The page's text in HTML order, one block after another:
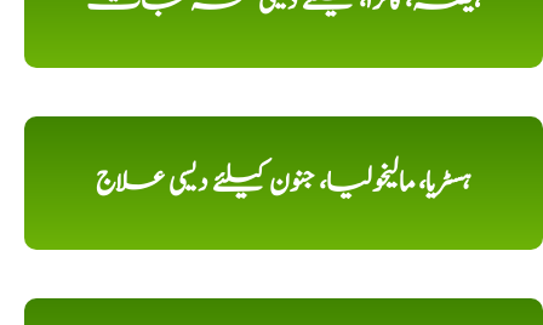
ہسٹریا، مالیخولیا، جنون کیلئے دیسی علاج